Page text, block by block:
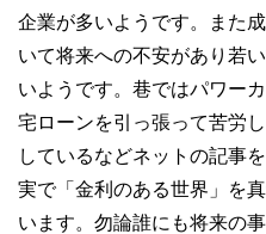
企業が多いようです。また
いて将来への不安があり若
いようです。巷ではパワー
宅ローンを引っ張って苦労
しているなどネットの記事
実で「金利のある世界」を
います。勿論誰にも将来の